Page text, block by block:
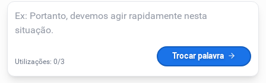
Corrigir Texto
Detector de IA